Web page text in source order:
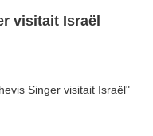
visitait Israël